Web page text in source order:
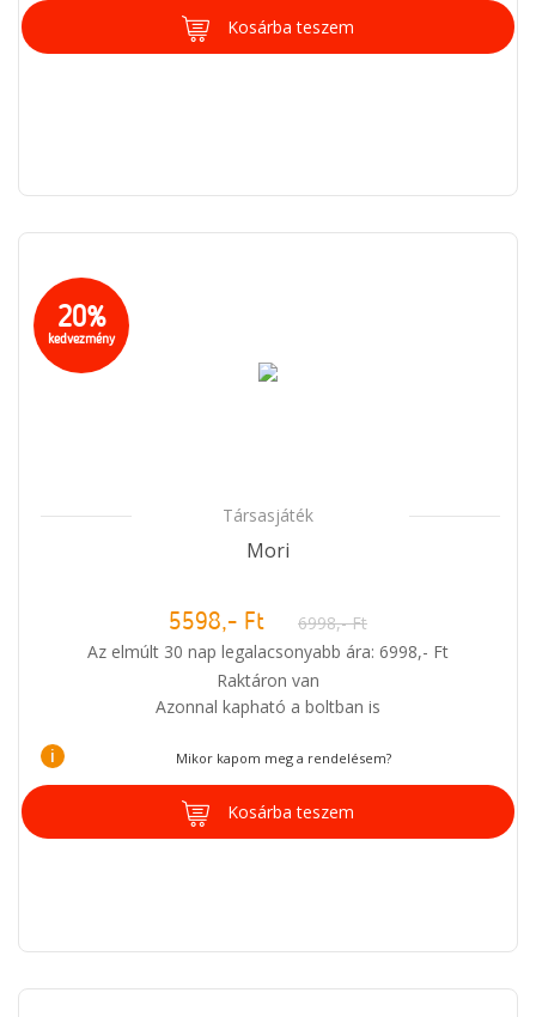
Kosárba teszem
20%
kedvezmény
Társasjáték
Mori
5598,- Ft
6998,- Ft
Az elmúlt 30 nap legalacsonyabb ára: 6998,- Ft
Raktáron van
Azonnal kapható a boltban is
i Mikor kapom meg a rendelésem?
Kosárba teszem